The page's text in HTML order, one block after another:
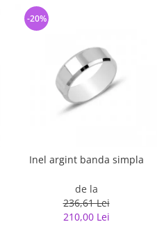
Inel argint banda simpla
de la
236,61 Lei
210,00 Lei
-20%